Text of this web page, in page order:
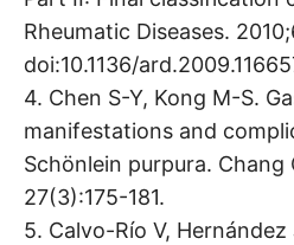
Rheumatic Diseases.
doi:10.1136/
4. Chen S-Y, Kong M-S.
manifestations and
Schönlein purpura. Chang
27(3):175-181.
5. Calvo-Río V,